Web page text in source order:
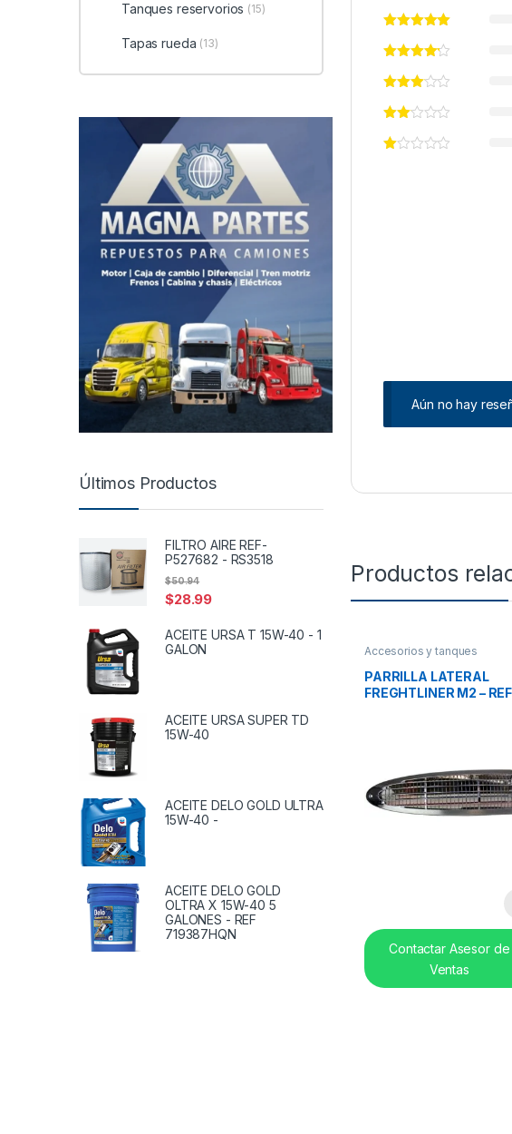
Aún no hay
Productos
Accesorios y tanques
, Parrillas
PARRILLA LATERAL
FREGHTLINER M2 – REF
Contactar Asesor de
Ventas
Tanques reservorios (15)
Tapas rueda (13)
Últimos Productos
FILTRO AIRE REF-
P527682 - RS3518
$28.99
$50.94
ACEITE URSA T 15W-40 - 1
GALON
ACEITE URSA SUPER TD
15W-40
ACEITE DELO GOLD ULTRA
15W-40 -
ACEITE DELO GOLD
OLTRA X 15W-40 5
GALONES - REF
719387HQN